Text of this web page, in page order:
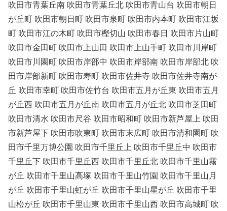
吹田市青葉丘南 吹田市青葉丘北 吹田市青山台 吹田市朝日
が丘町 吹田市朝日町 吹田市泉町 吹田市内本町 吹田市江坂
町 吹田市江の木町 吹田市樫切山 吹田市春日 吹田市片山町
吹田市金田町 吹田市上山田 吹田市上山手町 吹田市川岸町
吹田市川園町 吹田市岸部中 吹田市岸部南 吹田市岸部北 吹
田市岸部新町 吹田市寿町 吹田市佐井寺 吹田市佐井寺南が
丘 吹田市幸町 吹田市佐竹台 吹田市五月が丘東 吹田市五月
が丘西 吹田市五月が丘南 吹田市五月が丘北 吹田市芝田町
吹田市清水 吹田市尺谷 吹田市昭和町 吹田市新芦屋上 吹田
市新芦屋下 吹田市吹東町 吹田市末広町 吹田市清和園町 吹
田市千里万博公園 吹田市千里丘上 吹田市千里丘中 吹田市
千里丘下 吹田市千里丘西 吹田市千里丘北 吹田市千里山霧
が丘 吹田市千里山高塚 吹田市千里山竹園 吹田市千里山月
が丘 吹田市千里山虹が丘 吹田市千里山星が丘 吹田市千里
山松が丘 吹田市千里山東 吹田市千里山西 吹田市高城町 吹